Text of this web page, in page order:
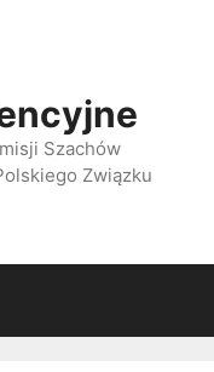
Szachów
Związku